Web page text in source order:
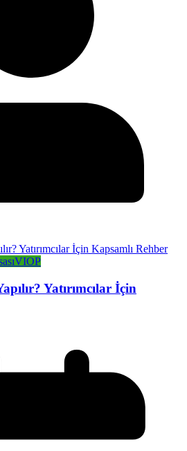
VIOP
Yatırımcılar İçin